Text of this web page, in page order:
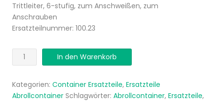
Trittleiter, 6-stufig, zum Anschweißen, zum
Anschrauben
Ersatzteilnummer: 100.23
Trittleiter
nach
Menge
In den Warenkorb
Kategorien: Container Ersatzteile, Ersatzteile
Abrollcontainer Schlagwörter: Abrollcontainer, Ersatzteile,